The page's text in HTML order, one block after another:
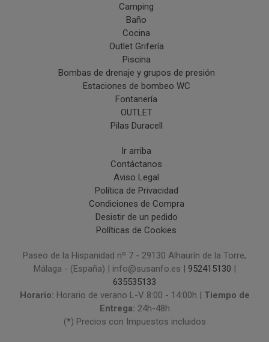
Camping
Baño
Cocina
Outlet Grifería
Piscina
Bombas de drenaje y grupos de presión
Estaciones de bombeo WC
Fontanería
OUTLET
Pilas Duracell
Ir arriba
Contáctanos
Aviso Legal
Política de Privacidad
Condiciones de Compra
Desistir de un pedido
Políticas de Cookies
Paseo de la Hispanidad nº 7 - 29130 Alhaurín de la Torre,
Málaga - (España) | info@susanfo.es | 952415130 |
635535133
Horario: Horario de verano L-V 8:00 - 14:00h | Tiempo de
Entrega: 24h-48h
(*) Precios con Impuestos incluidos